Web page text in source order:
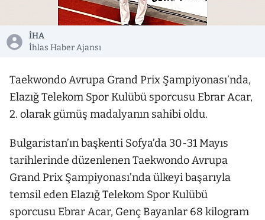
İHA
İhlas Haber Ajansı
Taekwondo Avrupa Grand Prix Şampiyonası’nda,
Elazığ Telekom Spor Kulübü sporcusu Ebrar Acar,
2. olarak gümüş madalyanın sahibi oldu.
Bulgaristan’ın başkenti Sofya’da 30-31 Mayıs
tarihlerinde düzenlenen Taekwondo Avrupa
Grand Prix Şampiyonası’nda ülkeyi başarıyla
temsil eden Elazığ Telekom Spor Kulübü
sporcusu Ebrar Acar, Genç Bayanlar 68 kilogram